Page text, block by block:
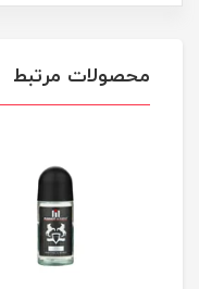
محصولات مرتبط